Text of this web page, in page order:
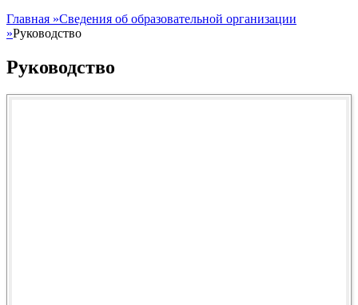
Главная »Сведения об образовательной организации
»Руководство
Руководство